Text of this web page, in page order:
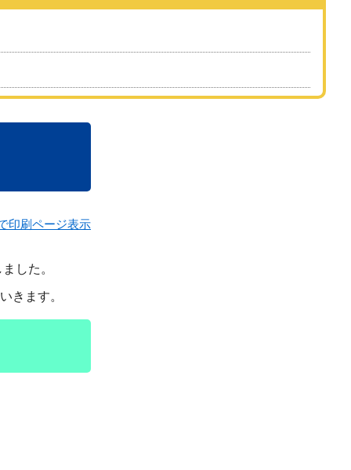
印刷ページ表示
した。
きます。